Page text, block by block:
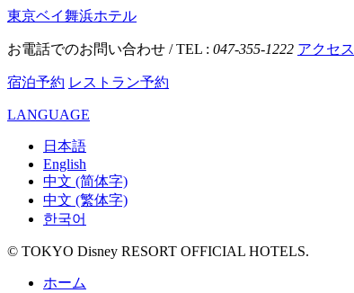
東京ベイ舞浜ホテル
お電話でのお問い合わせ / TEL : 047-355-1222 アクセス
宿泊予約 レストラン予約
LANGUAGE
日本語
English
中文 (简体字)
中文 (繁体字)
한국어
© TOKYO Disney RESORT OFFICIAL HOTELS.
ホーム